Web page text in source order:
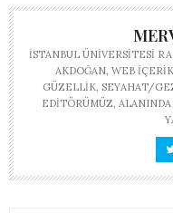
İSTANBUL ÜNIVERSITESI
AKDOĞAN, WEB
GÜZELLIK, SEYAHAT/
EDITÖRÜMÜZ,